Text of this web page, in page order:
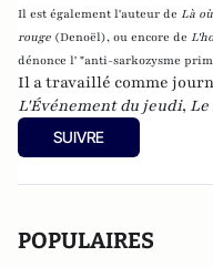
Il est également l'auteur de Là
rouge (Denoël), ou encore de
dénonce l' "anti-sarkozysme
Il a travaillé comme
L'Événement du jeudi,
SUIVRE
POPULAIRES